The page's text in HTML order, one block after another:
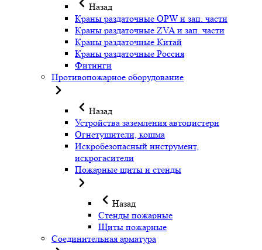
Назад
Краны раздаточные OPW и зап. части
Краны раздаточные ZVA и зап. части
Краны раздаточные Китай
Краны раздаточные Россия
Фитинги
Противопожарное оборудование
Назад
Устройства заземления автоцистерн
Огнетушители, кошма
Искробезопасный инструмент,
искрогасители
Пожарные щиты и стенды
Назад
Стенды пожарные
Щиты пожарные
Соединительная арматура